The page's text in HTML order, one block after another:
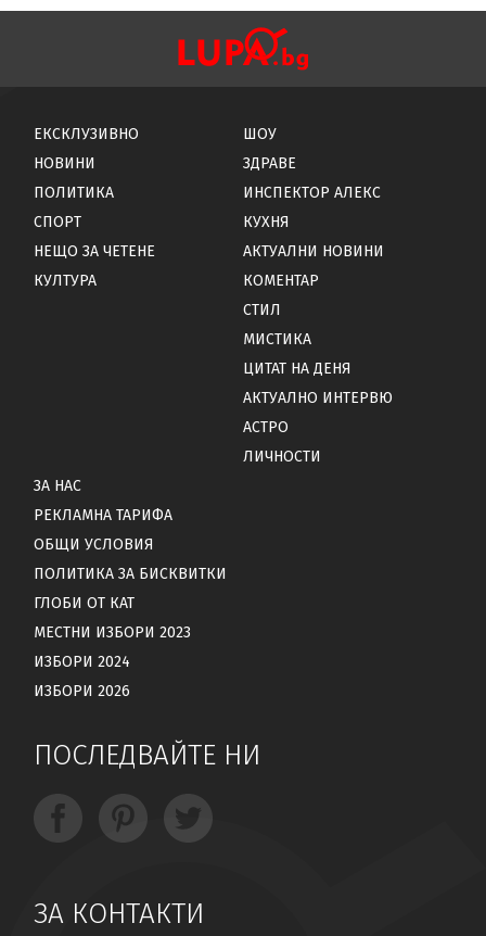
ЕКСКЛУЗИВНО
НОВИНИ
ПОЛИТИКА
СПОРТ
НЕЩО ЗА ЧЕТЕНЕ
КУЛТУРА
ШОУ
ЗДРАВЕ
ИНСПЕКТОР АЛЕКС
КУХНЯ
АКТУАЛНИ НОВИНИ
КОМЕНТАР
СТИЛ
МИСТИКА
ЦИТАТ НА ДЕНЯ
АКТУАЛНО ИНТЕРВЮ
АСТРО
ЛИЧНОСТИ
ЗА НАС
РЕКЛАМНА ТАРИФА
ОБЩИ УСЛОВИЯ
ПОЛИТИКА ЗА БИСКВИТКИ
ГЛОБИ ОТ КАТ
МЕСТНИ ИЗБОРИ 2023
ИЗБОРИ 2024
ИЗБОРИ 2026
ПОСЛЕДВАЙТЕ НИ
ЗА КОНТАКТИ